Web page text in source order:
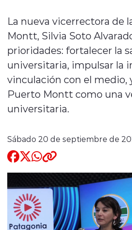
Quienes Somos
La nueva vicerrectora de
Montt, Silvia Soto
prioridades: fortalecer la
universitaria, impulsar la
vinculación con el medio,
Puerto Montt como una
universitaria.
Sábado 20 de septiembre de